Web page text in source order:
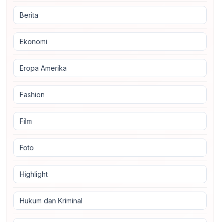
Berita
Ekonomi
Eropa Amerika
Fashion
Film
Foto
Highlight
Hukum dan Kriminal